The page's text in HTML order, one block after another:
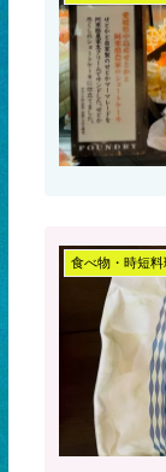
食べ物・時短料